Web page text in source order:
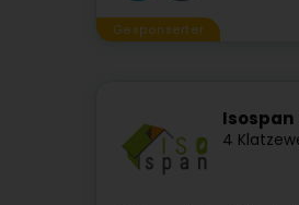
Gesponserter
Isospan
4